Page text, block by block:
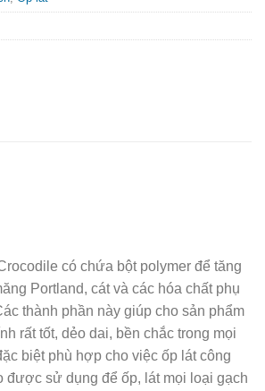
có chứa bột polymer để tăng
Portland, cát và các hóa chất phụ
thành phần này giúp cho sản phẩm
rất tốt, dẻo dai, bền chắc trong mọi
biệt phù hợp cho việc ốp lát công
được sử dụng để ốp, lát mọi loại gạch